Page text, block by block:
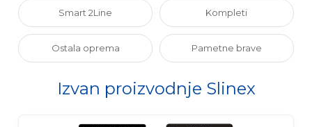
Smart 2Line Kompleti
Ostala oprema Pametne brave
Izvan proizvodnje Slinex